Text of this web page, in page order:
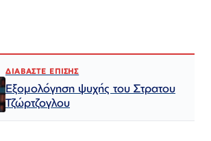
ΔΙΑΒΑΣΤΕ ΕΠΙΣΗΣ
Εξομολόγηση ψυχής του Στρατου
Τζώρτζογλου